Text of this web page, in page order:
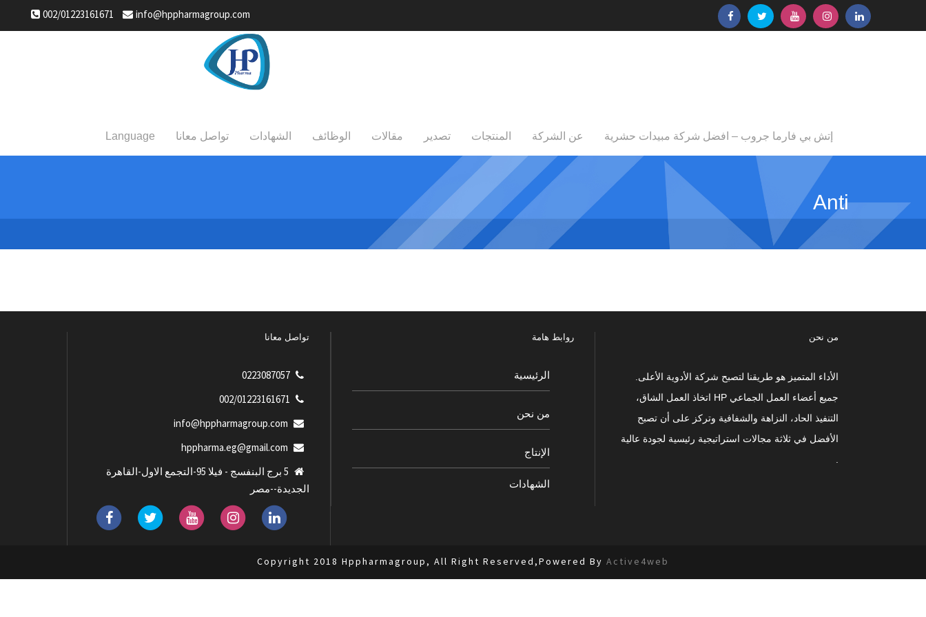
002/01223161671 info@hppharmagroup.com
إتش بي فارما جروب – افضل شركة مبيدات حشرية عن الشركة المنتجات تصدير مقالات الوظائف الشهادات تواصل معانا Language
Anti
من نحن
الأداء المتميز هو طريقنا لتصبح شركة الأدوية الأعلى.
جميع أعضاء العمل الجماعي HP اتخاذ العمل الشاق،
التنفيذ الحاد، النزاهة والشفافية وتركز على أن تصبح
الأفضل في ثلاثة مجالات استراتيجية رئيسية لجودة عالية
.
روابط هامة
الرئيسية
من نحن
الإنتاج
الشهادات
تواصل معانا
0223087057
002/01223161671
info@hppharmagroup.com
hppharma.eg@gmail.com
5 برج البنفسج - فيلا 95-التجمع الاول-القاهرة
الجديدة--مصر
Copyright 2018 Hppharmagroup, All Right Reserved,Powered By Active4web